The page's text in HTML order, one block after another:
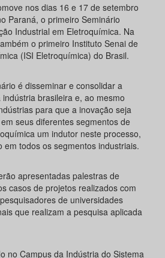
nos dias 16 e 17 de setembro
Paraná, o primeiro Seminário
Industrial em Eletroquímica. Na
o primeiro Instituto Senai de
(ISI Eletroquímica) do Brasil.
é disseminar e consolidar a
brasileira e, ao mesmo
para que a inovação seja
seus diferentes segmentos de
um indutor neste processo,
em todos os segmentos industriais.
apresentadas palestras de
casos de projetos realizados com
de universidades
que realizam a pesquisa aplicada
no Campus da Indústria do Sistema